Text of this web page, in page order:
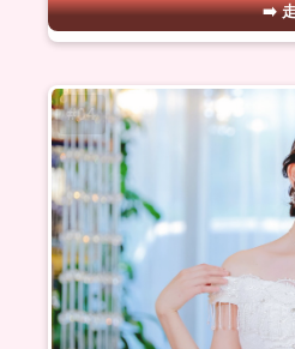
#04